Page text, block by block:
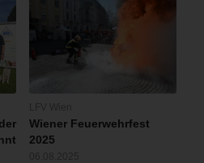
Wiener Feuerwehrfest
2025